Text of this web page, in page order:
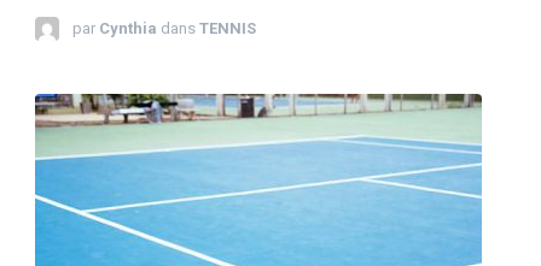
par Cynthia dans TENNIS